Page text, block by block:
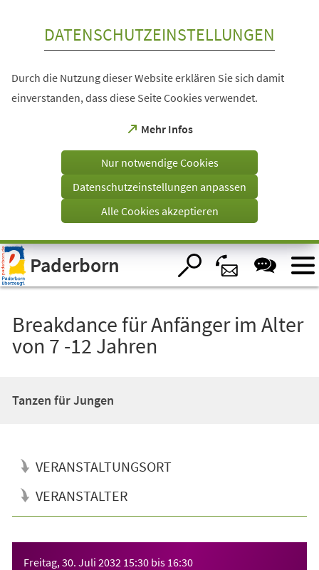
Visuelle
Assistenzsoftware
öffnen.
DATENSCHUTZEINSTELLUNGEN
Durch die Nutzung dieser Website erklären Sie sich damit
einverstanden, dass diese Seite Cookies verwendet.
Mehr Infos
(Öffnet
einem
Tab)
Nur notwendige Cookies
Datenschutzeinstellungen anpassen
Alle Cookies akzeptieren
Paderborn
Breakdance für Anfänger im Alter
von 7 -12 Jahren
Tanzen für Jungen
VERANSTALTUNGSORT
VERANSTALTER
Freitag, 30. Juli 2032 15:30 bis 16:30